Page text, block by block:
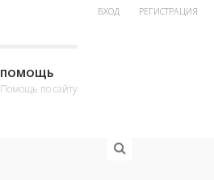
ВХОД РЕГИСТРАЦИЯ
ПОМОЩЬ
Помощь по сайту